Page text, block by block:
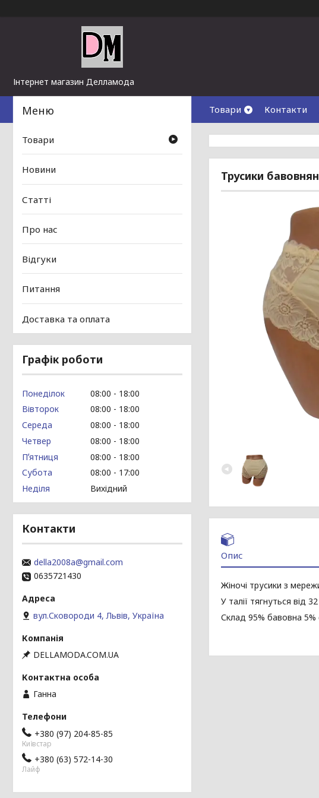
Інтернет магазин Делламода
Товари Контакти
Трусики
Опис
Жіночі трусики з
У талії тягнуться від
Склад 95% бавовна 5%
Товари
Новини
Статті
Про нас
Відгуки
Питання
Доставка та оплата
Графік роботи
Понеділок 08:00
18:00
Вівторок
08:00
18:00
Середа
08:00
18:00
Четвер
08:00
18:00
Пʼятниця
08:00
18:00
Субота
08:00
17:00
Неділя
Вихідний
Контакти
della2008a@gmail.com
0635721430
вул.Сковороди 4, Львів, Україна
DELLAMODA.COM.UA
Ганна
+380 (97) 204-85-85
Київстар
+380 (63) 572-14-30
Лайф